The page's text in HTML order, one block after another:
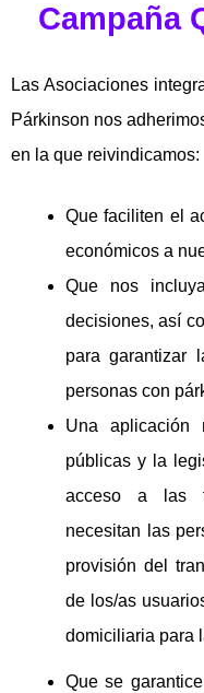
Campaña
Las Asociaciones
Párkinson nos
en la que reivindicamos:
Que faciliten el
económicos a
Que nos
decisiones, así
para garantizar
personas con
Una
públicas y la
acceso a las
necesitan las
provisión del
de los/as
domiciliaria para
Que se